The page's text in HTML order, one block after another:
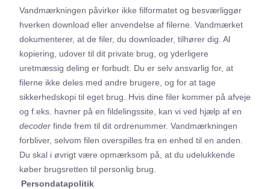
Vandmærkningen påvirker ikke filformatet og besværliggør
hverken download eller anvendelse af filerne. Vandmærket
dokumenterer, at de filer, du downloader, tilhører dig. Al
kopiering, udover til dit private brug, og yderligere
uretmæssig deling er forbudt. Du er selv ansvarlig for, at
filerne ikke deles med andre brugere, og for at tage
sikkerhedskopi til eget brug. Hvis dine filer kommer på afveje
og f.eks. havner på en fildelingssite, kan vi ved hjælp af en
decoder finde frem til dit ordrenummer. Vandmærkningen
forbliver, selvom filen overspilles fra en enhed til en anden.
Du skal i øvrigt være opmærksom på, at du udelukkende
køber brugsretten til personlig brug.
Persondatapolitik